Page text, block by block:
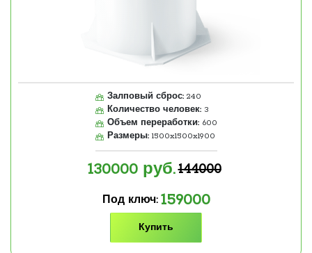
Залповый сброс: 240
Количество человек: 3
Объем переработки: 600
Размеры: 1500x1500x1900
130000руб. 144000
Под ключ: 159000
Купить